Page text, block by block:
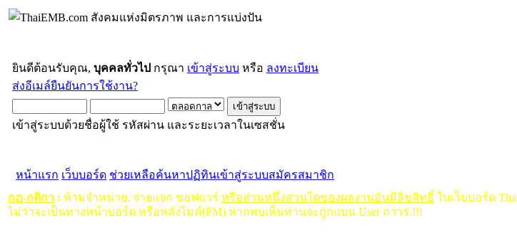
ยินดีต้อนรับคุณ, บุคคลทั่วไป กรุณา เข้าสู่ระบบ หรือ ลงทะเบียน
ส่งอีเมล์ยืนยันการใช้งาน?
เข้าสู่ระบบด้วยชื่อผู้ใช้ รหัสผ่าน และระยะเวลาในเซสชั่น
หน้าแรก เว็บบอร์ด ช่วยเหลือค้นหาปฏิทินเข้าสู่ระบบสมัครสมาชิก
กฏ-กติกา : ห้ามจำหน่าย, จ่ายแจก ซอฟแวร์ หรือส่วนหนึ่งส่วนใดของผลงานอันมีลิขสิทธิ์ ในเว็บบอร์ด
ไม่ว่าจะเป็นทางหน้าบอร์ด หรือหลังไมค์(PM) หากพบเห็นท่านจะถูกแบน User ถาวร.!!!